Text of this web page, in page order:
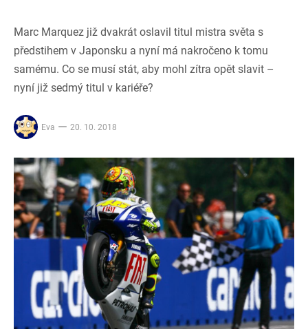
Marc Marquez již dvakrát oslavil titul mistra světa s
předstihem v Japonsku a nyní má nakročeno k tomu
samému. Co se musí stát, aby mohl zítra opět slavit –
nyní již sedmý titul v kariéře?
Eva 20. 10. 2018